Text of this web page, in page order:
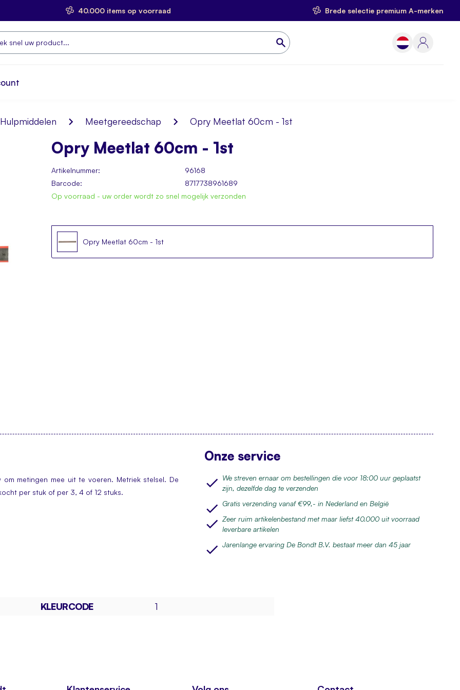
40.000 items op voorraad Brede selectie premium A-merken
Hulpmiddelen Meetgereedschap Opry Meetlat 60cm - 1st
Opry Meetlat 60cm - 1st
Artikelnummer:
96168
Barcode:
8717738961689
Op voorraad - uw order wordt zo snel mogelijk verzonden
Opry Meetlat 60cm - 1st
metingen mee uit te voeren. Metriek stelsel. De
per stuk of per 3, 4 of 12 stuks.
Onze service
We streven ernaar om bestellingen die voor 18:00 uur geplaatst
zijn, dezelfde dag te verzenden
Gratis verzending vanaf €99,- in Nederland en België
Zeer ruim artikelenbestand met maar liefst 40.000 uit voorraad
leverbare artikelen
Jarenlange ervaring De Bondt B.V. bestaat meer dan 45 jaar
KLEURCODE 1